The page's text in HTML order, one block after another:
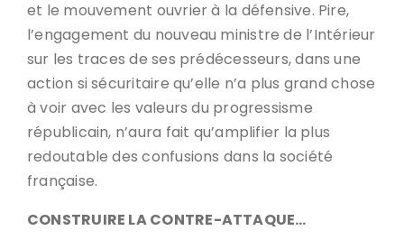
et le mouvement ouvrier à la défensive. Pire,
l’engagement du nouveau ministre de l’Intérieur
sur les traces de ses prédécesseurs, dans une
action si sécuritaire qu’elle n’a plus grand chose
à voir avec les valeurs du progressisme
républicain, n’aura fait qu’amplifier la plus
redoutable des confusions dans la société
française.
CONSTRUIRE LA CONTRE-ATTAQUE…